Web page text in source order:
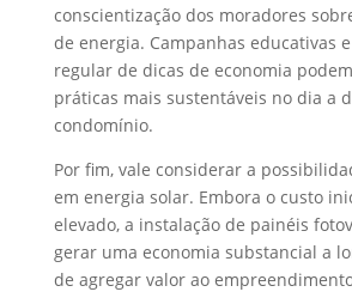
conscientização dos moradores
de energia. Campanhas educativas
regular de dicas de economia
práticas mais sustentáveis no dia a
condomínio.
Por fim, vale considerar a
em energia solar. Embora o custo
elevado, a instalação de painéis
gerar uma economia substancial a
de agregar valor ao